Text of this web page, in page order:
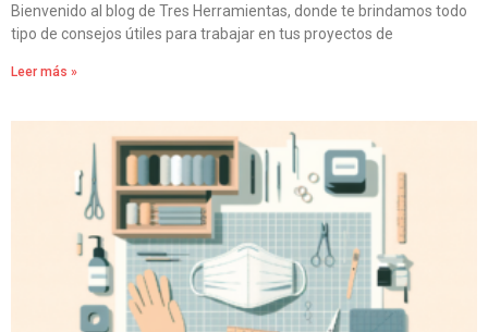
Bienvenido al blog de Tres Herramientas, donde te brindamos todo
tipo de consejos útiles para trabajar en tus proyectos de
Leer más »